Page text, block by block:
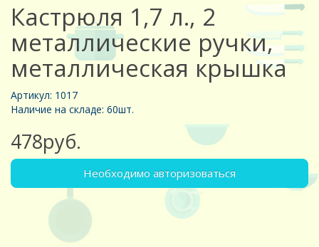
Кастрюля 1,7 л., 2
металлические ручки,
металлическая крышка
Артикул: 1017
Наличие на складе: 60шт.
478руб.
Необходимо авторизоваться